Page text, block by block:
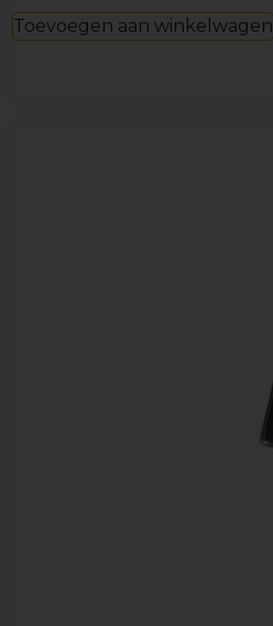
Toevoegen aan winkelwagen